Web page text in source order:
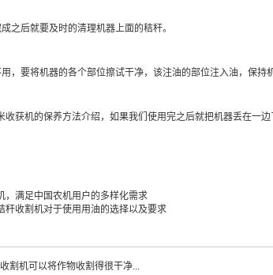
后就要及时的清理机器上面的秸秆。
要将机器的各个部位擦试干净，该注油的部位注入油，保持机
机的保养方法介绍，如果我们使用完之后就把机器丢在一边
，满足中国农机用户的多样化需求
秆收割机对于使用用油的选择以及要求
割机可以将作物收割得很干净...